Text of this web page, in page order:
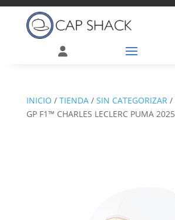
INICIO / TIENDA/ SIN CATEGORIZAR /
GP F1™ CHARLES LECLERC PUMA 2025